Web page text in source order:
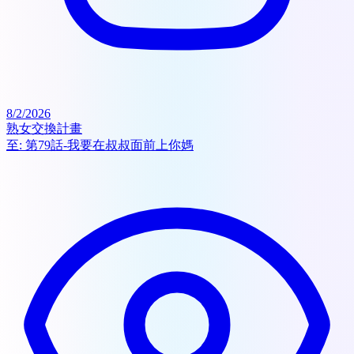
8/2/2026
熟女交換計畫
至: 第79話-我要在叔叔面前上你媽